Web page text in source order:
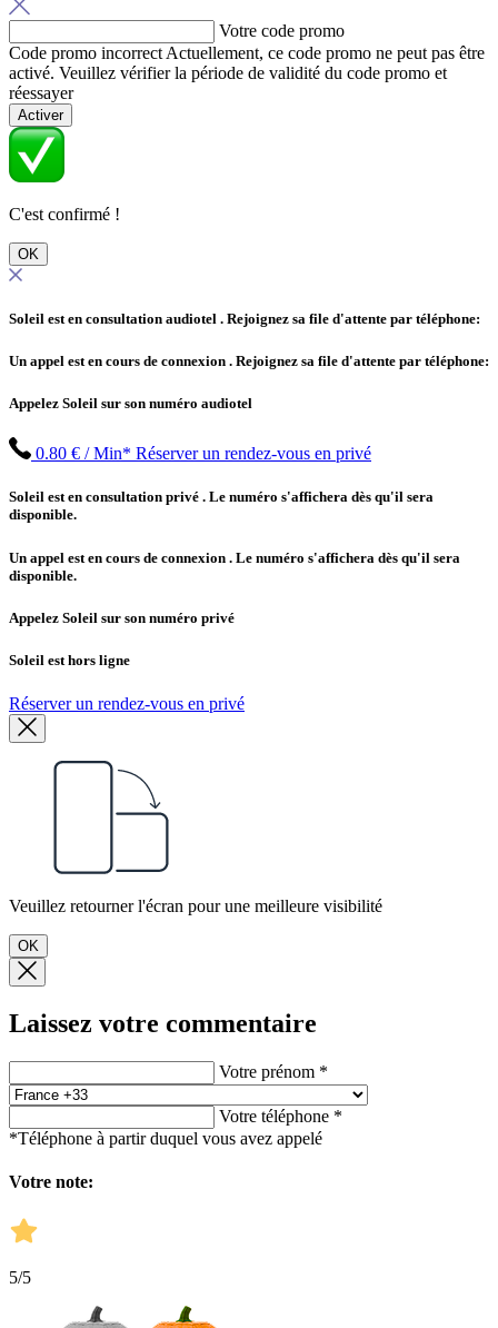
Votre code promo
Code promo incorrect Actuellement, ce code promo ne peut pas être
activé. Veuillez vérifier la période de validité du code promo et
réessayer
Activer
C'est confirmé !
OK
Soleil est en consultation audiotel . Rejoignez sa file d'attente par téléphone:
Un appel est en cours de connexion . Rejoignez sa file d'attente par téléphone:
Appelez Soleil sur son numéro audiotel
0.80 € / Min* Réserver un rendez-vous en privé
Soleil est en consultation privé . Le numéro s'affichera dès qu'il sera
disponible.
Un appel est en cours de connexion . Le numéro s'affichera dès qu'il sera
disponible.
Appelez Soleil sur son numéro privé
Soleil est hors ligne
Réserver un rendez-vous en privé
Veuillez retourner l'écran pour une meilleure visibilité
OK
Laissez votre commentaire
Votre prénom *
Votre téléphone *
*Téléphone à partir duquel vous avez appelé
Votre note:
5/5